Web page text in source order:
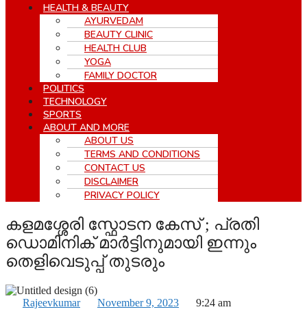
HEALTH & BEAUTY
AYURVEDAM
BEAUTY CLINIC
HEALTH CLUB
YOGA
FAMILY DOCTOR
POLITICS
TECHNOLOGY
SPORTS
ABOUT AND MORE
ABOUT US
TERMS AND CONDITIONS
CONTACT US
DISCLAIMER
PRIVACY POLICY
കളമശ്ശേരി സ്ഫോടന കേസ് ; പ്രതി
ഡൊമിനിക് മാർട്ടിനുമായി ഇന്നും
തെളിവെടുപ്പ് തുടരും
Rajeevkumar November 9, 2023
9:24 am